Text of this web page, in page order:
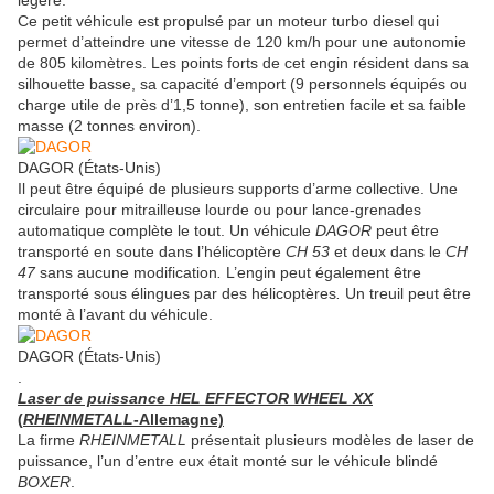
Ce petit véhicule est propulsé par un moteur turbo diesel qui
permet d’atteindre une vitesse de 120 km/h pour une autonomie
de 805 kilomètres. Les points forts de cet engin résident dans sa
silhouette basse, sa capacité d’emport (9 personnels équipés ou
charge utile de près d’1,5 tonne), son entretien facile et sa faible
masse (2 tonnes environ).
DAGOR (États-Unis)
Il peut être équipé de plusieurs supports d’arme collective. Une
circulaire pour mitrailleuse lourde ou pour lance-grenades
automatique complète le tout. Un véhicule DAGOR peut être
transporté en soute dans l’hélicoptère CH 53 et deux dans le CH
47sans aucune modification
L’engin peut également être
transporté sous élingues par des hélicoptères Un treuil peut être
monté à l’avant du véhicule.
DAGOR (États-Unis)
Laser de puissance HEL EFFECTOR WHEEL XX
(RHEINMETALL-Allemagne)
La firme RHEINMETALL présentait plusieurs modèles de laser de
puissance, l’un d’entre eux était monté sur le véhicule blindé
BOXER